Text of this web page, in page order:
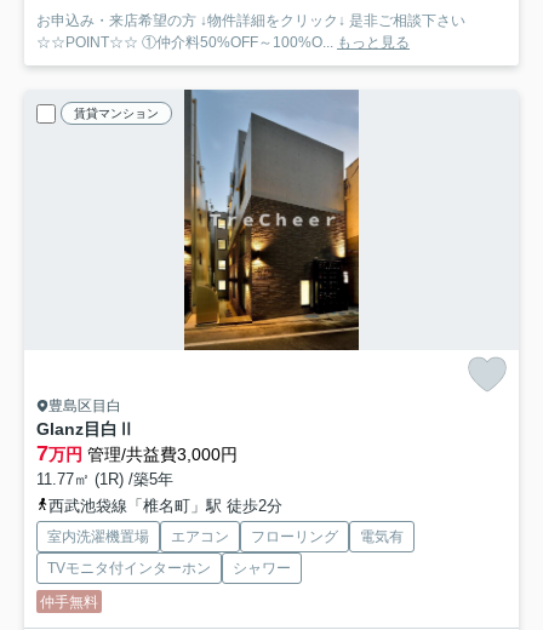
お申込み・来店希望の方 ↓物件詳細をクリック↓ 是非ご相談下さい
☆☆POINT☆☆ ①仲介料50%OFF～100%O...
もっと見る
賃貸マンション
豊島区目白
Glanz目白Ⅱ
7万円 管理/共益費3,000円
11.77㎡ (1R) /築5年
西武池袋線「椎名町」駅 徒歩2分
室内洗濯機置場 エアコン フローリング
電気有
TVモニタ付インターホン
シャワー
仲手無料